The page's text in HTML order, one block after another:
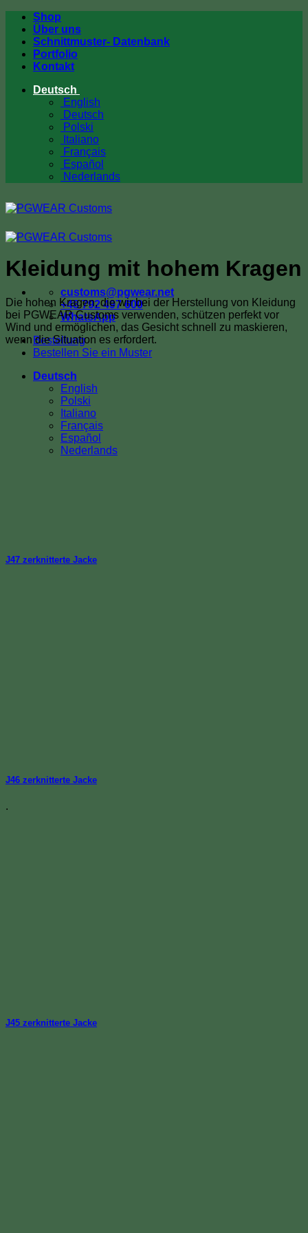
Zum
Inhalt
springen
Shop
Über uns
Schnittmuster- Datenbank
Portfolio
Kontakt
Deutsch
English
Deutsch
Polski
Italiano
Français
Español
Nederlands
customs@pgwear.net
+48 792 497 600
WhatsApp
Bestellung
Bestellen Sie ein Muster
Deutsch
English
Polski
Italiano
Français
Español
Nederlands
Kleidung mit hohem Kragen
Die hohen Kragen, die wir bei der Herstellung von Kleidung
bei PGWEAR Customs verwenden, schützen perfekt vor
Wind und ermöglichen, das Gesicht schnell zu maskieren,
wenn die Situation es erfordert.
J47 zerknitterte Jacke
J46 zerknitterte Jacke
.
J45 zerknitterte Jacke